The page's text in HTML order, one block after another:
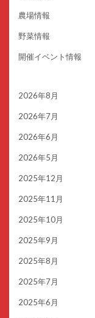
農場情報
野菜情報
開催イベント情報
2026年8月
2026年7月
2026年6月
2026年5月
2025年12月
2025年11月
2025年10月
2025年9月
2025年8月
2025年7月
2025年6月